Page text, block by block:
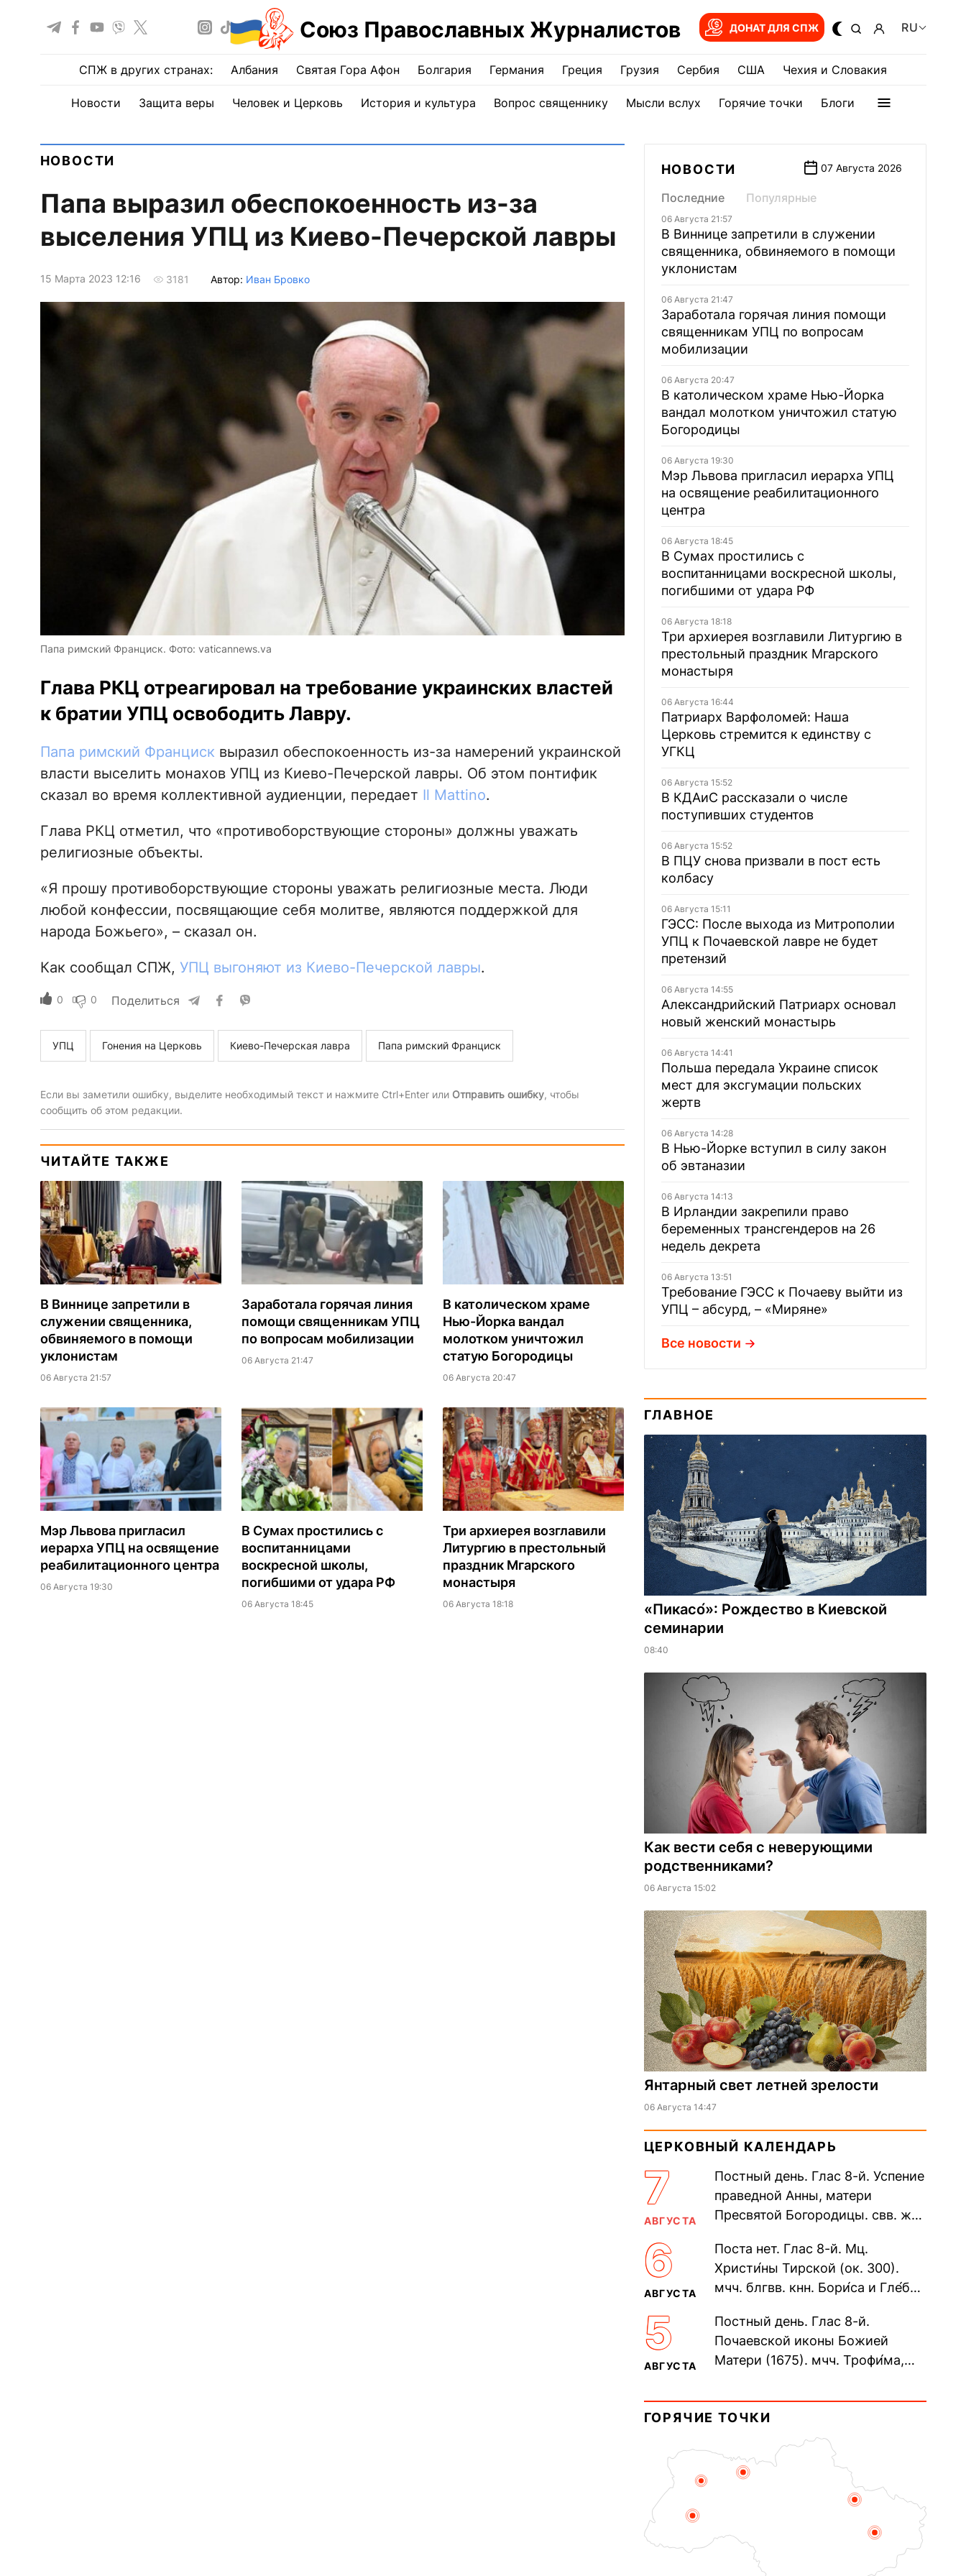
Союз Православных Журналистов ДОНАТ ДЛЯ СПЖ RU
СПЖ в других странах: Албания Святая Гора Афон Болгария Германия Греция Грузия Сербия США Чехия и Словакия
Новости Защита веры Человек и Церковь История и культура Вопрос священнику Мысли вслух Горячие точки Блоги
НОВОСТИ
Папа выразил обеспокоенность из-за
выселения УПЦ из Киево-Печерской лавры
15 Марта 2023 12:16 3181 Автор: Иван Бровко
Папа римский Франциск. Фото: vaticannews.va
Глава РКЦ отреагировал на требование украинских властей
к братии УПЦ освободить Лавру.
Папа римский Франциск выразил обеспокоенность из-за намерений украинской
власти выселить монахов УПЦ из Киево-Печерской лавры. Об этом понтифик
сказал во время коллективной аудиенции, передает Il Mattino.
Глава РКЦ отметил, что «противоборствующие стороны» должны уважать
религиозные объекты.
«Я прошу противоборствующие стороны уважать религиозные места. Люди
любой конфессии, посвящающие себя молитве, являются поддержкой для
народа Божьего», – сказал он.
Как сообщал СПЖ, УПЦ выгоняют из Киево-Печерской лавры.
0 0 Поделиться
УПЦ Гонения на Церковь Киево-Печерская лавра Папа римский Франциск
Если вы заметили ошибку, выделите необходимый текст и нажмите Ctrl+Enter или Отправить ошибку, чтобы
сообщить об этом редакции.
ЧИТАЙТЕ ТАКЖЕ
В Виннице запретили в
служении священника,
обвиняемого в помощи
уклонистам
06 Августа 21:57
Заработала горячая линия
помощи священникам УПЦ
по вопросам мобилизации
06 Августа 21:47
В католическом храме
Нью-Йорка вандал
молотком уничтожил
статую Богородицы
06 Августа 20:47
Мэр Львова пригласил
иерарха УПЦ на освящение
реабилитационного центра
06 Августа 19:30
В Сумах простились с
воспитанницами
воскресной школы,
погибшими от удара РФ
06 Августа 18:45
Три архиерея возглавили
Литургию в престольный
праздник Мгарского
монастыря
06 Августа 18:18
НОВОСТИ 07 Августа 2026
Последние Популярные
06 Августа 21:57
В Виннице запретили в служении
священника, обвиняемого в помощи
уклонистам
06 Августа 21:47
Заработала горячая линия помощи
священникам УПЦ по вопросам
мобилизации
06 Августа 20:47
В католическом храме Нью-Йорка
вандал молотком уничтожил статую
Богородицы
06 Августа 19:30
Мэр Львова пригласил иерарха УПЦ
на освящение реабилитационного
центра
06 Августа 18:45
В Сумах простились с
воспитанницами воскресной школы,
погибшими от удара РФ
06 Августа 18:18
Три архиерея возглавили Литургию в
престольный праздник Мгарского
монастыря
06 Августа 16:44
Патриарх Варфоломей: Наша
Церковь стремится к единству с
УГКЦ
06 Августа 15:52
В КДАиС рассказали о числе
поступивших студентов
06 Августа 15:52
В ПЦУ снова призвали в пост есть
колбасу
06 Августа 15:11
ГЭСС: После выхода из Митрополии
УПЦ к Почаевской лавре не будет
претензий
06 Августа 14:55
Александрийский Патриарх основал
новый женский монастырь
06 Августа 14:41
Польша передала Украине список
мест для эксгумации польских
жертв
06 Августа 14:28
В Нью-Йорке вступил в силу закон
об эвтаназии
06 Августа 14:13
В Ирландии закрепили право
беременных трансгендеров на 26
недель декрета
06 Августа 13:51
Требование ГЭСС к Почаеву выйти из
УПЦ – абсурд, – «Миряне»
Все новости
ГЛАВНОЕ
«Пикасо́»: Рождество в Киевской
семинарии
08:40
Как вести себя с неверующими
родственниками?
06 Августа 15:02
Янтарный свет летней зрелости
06 Августа 14:47
ЦЕРКОВНЫЙ КАЛЕНДАРЬ
7
АВГУСТА
Постный день. Глас 8-й. Успение
праведной Анны, матери
Пресвятой Богородицы. свв. жен
прп. Евпракси́и девы,...
6
АВГУСТА
Поста нет. Глас 8-й. Мц.
Христи́ны Тирской (ок. 300).
мчч. блгвв. кнн. Бори́са и Гле́ба,
Дави́да (1015). Прп....
5
АВГУСТА
Постный день. Глас 8-й.
Почаевской иконы Божией
Матери (1675). мчч. Трофи́ма,
мучеников (284–305). прав.
воина Фео́дора...
ГОРЯЧИЕ ТОЧКИ